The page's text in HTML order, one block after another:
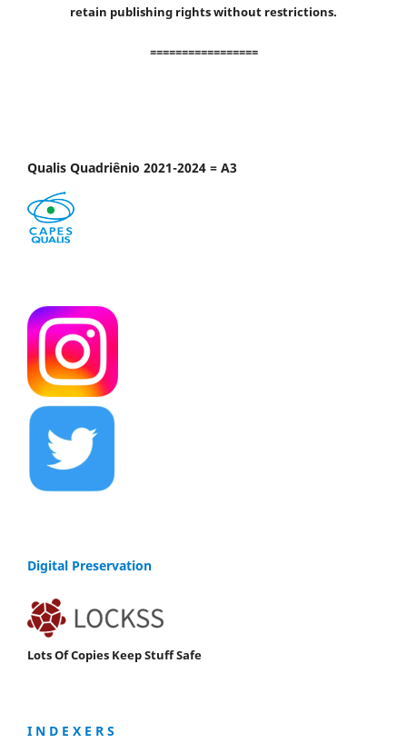
retain publishing rights without restrictions.
=================
Qualis Quadriênio 2021-2024 = A3
Digital Preservation
Lots Of Copies Keep Stuff Safe
I N D E X E R S